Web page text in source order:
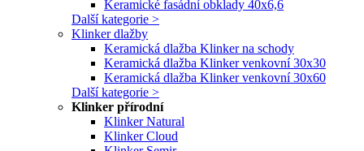
Keramické fasádní obklady 40x6,6
Další kategorie >
Klinker dlažby
Keramická dlažba Klinker na schody
Keramická dlažba Klinker venkovní 30x30
Keramická dlažba Klinker venkovní 30x60
Další kategorie >
Klinker přírodní
Klinker Natural
Klinker Cloud